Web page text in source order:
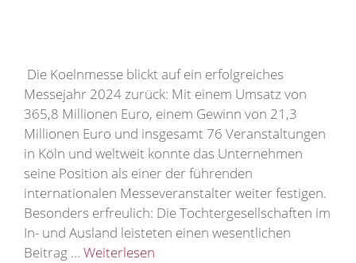
Die Koelnmesse blickt auf ein erfolgreiches
Messejahr 2024 zurück: Mit einem Umsatz von
365,8 Millionen Euro, einem Gewinn von 21,3
Millionen Euro und insgesamt 76 Veranstaltungen
in Köln und weltweit konnte das Unternehmen
seine Position als einer der führenden
internationalen Messeveranstalter weiter festigen.
Besonders erfreulich: Die Tochtergesellschaften im
In- und Ausland leisteten einen wesentlichen
Beitrag … Weiterlesen